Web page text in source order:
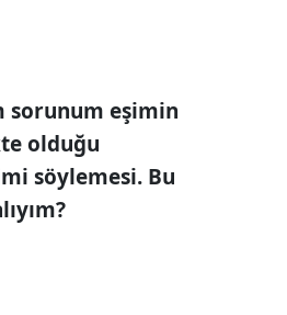
sorunum eşimin
olduğu
söylemesi. Bu